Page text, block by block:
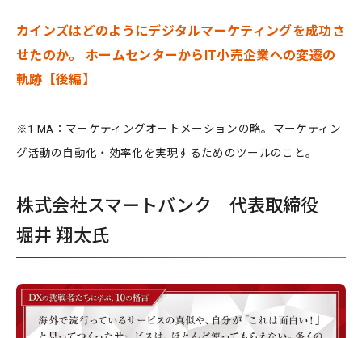
カインズはどのようにデジタルマーケティングを成功さ
せたのか。 ホームセンターからIT小売企業への変遷の
軌跡【後編】
※1 MA：マーケティングオートメーションの略。マーケティン
グ活動の自動化・効率化を実現するためのツールのこと。
株式会社スマートバンク 代表取締役
堀井 翔太氏